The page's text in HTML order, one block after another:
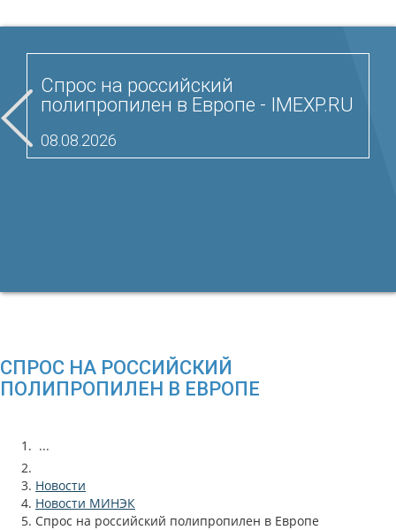
Спрос на российский
полипропилен в Европе - IMEXP.RU
08.08.2026
СПРОС НА РОССИЙСКИЙ
ПОЛИПРОПИЛЕН В ЕВРОПЕ
...
Новости
Новости МИНЭК
Спрос на российский полипропилен в Европе